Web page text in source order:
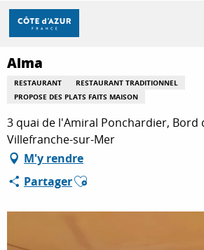
Aller
contenu
principal
DÉCOUVRIR
À FAIRE
SÉJOURNER
Accueil Alma
Alma
RESTAURANT
RESTAURANT TRADITIONNEL
PROPOSE DES PLATS FAITS MAISON
3 quai de l'Amiral Ponchardier, Bord
Villefranche-sur-Mer
M'y rendre
PartagerAjouter aux favoris